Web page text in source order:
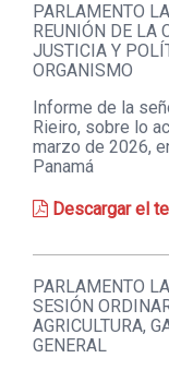
PARLAMENTO
REUNIÓN DE LA
JUSTICIA Y
ORGANISMO
Informe de la
Rieiro, sobre lo
marzo de 2026,
Panamá
Descargar el
PARLAMENTO
SESIÓN
AGRICULTURA,
GENERAL